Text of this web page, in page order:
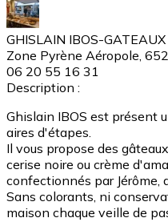
GHISLAIN IBOS-
Zone Pyrène Aéropole,
06 20 55 16 31
Description :
Ghislain IBOS est présent
aires d'étapes.
Il vous propose des
cerise noire ou crème
confectionnés par Jérôme,
Sans colorants, ni
maison chaque veille de